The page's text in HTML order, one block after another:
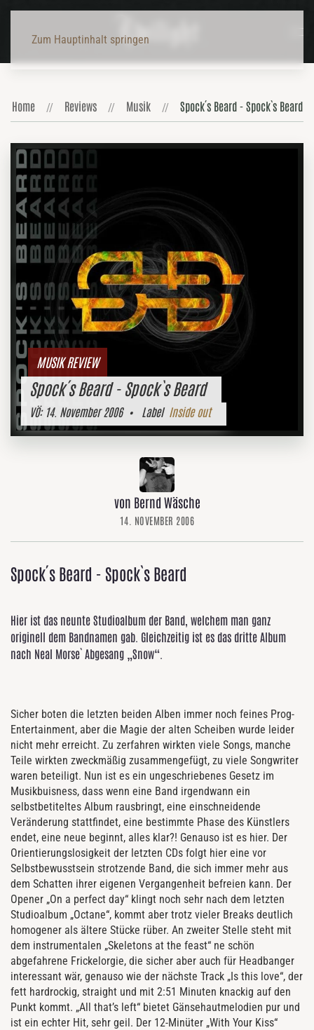
Zum Hauptinhalt springen
Home Reviews Musik Spock´s Beard - Spock`s Beard
MUSIK REVIEW
Spock´s Beard - Spock`s Beard
VÖ:14. November 2006• Label Inside out
von Bernd Wäsche
14. NOVEMBER 2006
Spock´s Beard - Spock`s Beard
Hier ist das neunte Studioalbum der Band, welchem man ganz
originell dem Bandnamen gab. Gleichzeitig ist es das dritte Album
nach Neal Morse` Abgesang „Snow“.
Sicher boten die letzten beiden Alben immer noch feines Prog-
Entertainment, aber die Magie der alten Scheiben wurde leider
nicht mehr erreicht. Zu zerfahren wirkten viele Songs, manche
Teile wirkten zweckmäßig zusammengefügt, zu viele Songwriter
waren beteiligt. Nun ist es ein ungeschriebenes Gesetz im
Musikbuisness, dass wenn eine Band irgendwann ein
selbstbetiteltes Album rausbringt, eine einschneidende
Veränderung stattfindet, eine bestimmte Phase des Künstlers
endet, eine neue beginnt, alles klar?! Genauso ist es hier. Der
Orientierungslosigkeit der letzten CDs folgt hier eine vor
Selbstbewusstsein strotzende Band, die sich immer mehr aus
dem Schatten ihrer eigenen Vergangenheit befreien kann. Der
Opener „On a perfect day“ klingt noch sehr nach dem letzten
Studioalbum „Octane“, kommt aber trotz vieler Breaks deutlich
homogener als ältere Stücke rüber. An zweiter Stelle steht mit
dem instrumentalen „Skeletons at the feast“ ne schön
abgefahrene Frickelorgie, die sicher aber auch für Headbanger
interessant wär, genauso wie der nächste Track „Is this love“, der
fett hardrockig, straight und mit 2:51 Minuten knackig auf den
Punkt kommt. „All that’s left“ bietet Gänsehautmelodien pur und
ist ein echter Hit, sehr geil. Der 12-Minüter „With Your Kiss“